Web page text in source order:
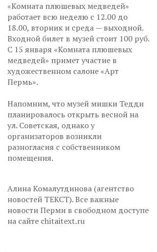
«Комната плюшевых медведей»
работает всю неделю с 12.00 до
18.00, вторник и среда — выходной.
Входной билет в музей стоит 100 руб.
С 15 января «Комната плюшевых
медведей» примет участие в
художественном салоне «Арт
Пермь».
Напомним, что музей мишки Тедди
планировалось открыть весной на
ул. Советская, однако у
организаторов возникли
разногласия с собственником
помещения.
Алина Комалутдинова (агентство
новостей ТЕКСТ). Все важные
новости Перми в свободном доступе
на сайте chitaitext.ru